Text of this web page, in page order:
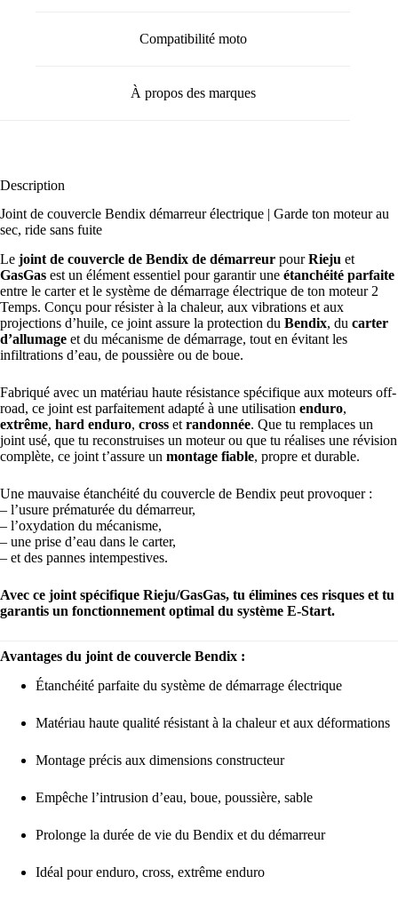
Compatibilité moto
À propos des marques
Description
Joint de couvercle Bendix démarreur électrique | Garde ton moteur au
sec, ride sans fuite
Le joint de couvercle de Bendix de démarreur pourRieju et
GasGas est un élément essentiel pour garantir une étanchéité parfaite
entre le carter et le système de démarrage électrique de ton moteur 2
Temps. Conçu pour résister à la chaleur, aux vibrations et aux
projections d’huile, ce joint assure la protection du Bendix, du carter
d’allumage et du mécanisme de démarrage, tout en évitant les
infiltrations d’eau, de poussière ou de boue.
Fabriqué avec un matériau haute résistance spécifique aux moteurs off-
road, ce joint est parfaitement adapté à une utilisation enduro,
extrême, hard enduro, cross et randonnée. Que tu remplaces un
joint usé, que tu reconstruises un moteur ou que tu réalises une révision
complète, ce joint t’assure un montage fiable, propre et durable.
Une mauvaise étanchéité du couvercle de Bendix peut provoquer :
– l’usure prématurée du démarreur,
– l’oxydation du mécanisme,
– une prise d’eau dans le carter,
– et des pannes intempestives.
Avec ce joint spécifique Rieju/GasGas, tu élimines ces risques et tu
garantis un fonctionnement optimal du système E-Start.
Avantages du joint de couvercle Bendix :
Étanchéité parfaite du système de démarrage électrique
Matériau haute qualité résistant à la chaleur et aux déformations
Montage précis aux dimensions constructeur
Empêche l’intrusion d’eau, boue, poussière, sable
Prolonge la durée de vie du Bendix et du démarreur
Idéal pour enduro, cross, extrême enduro